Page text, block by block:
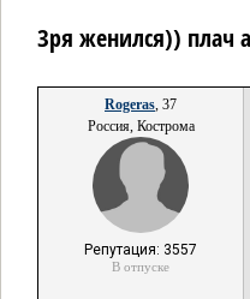
Зря женился)) плач
Rogeras, 37
Россия, Кострома
Репутация: 3557
В отпуске